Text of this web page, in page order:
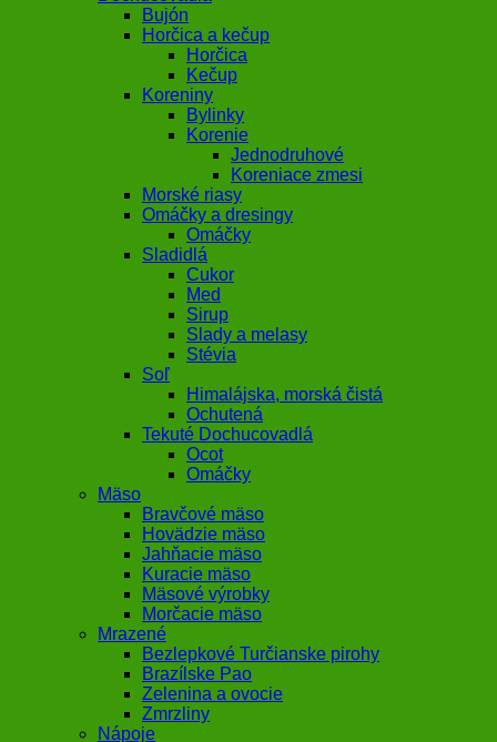
Bujón
Horčica a kečup
Horčica
Kečup
Koreniny
Bylinky
Korenie
Jednodruhové
Koreniace zmesi
Morské riasy
Omáčky a dresingy
Omáčky
Sladidlá
Cukor
Med
Sirup
Slady a melasy
Stévia
Soľ
Himalájska, morská čistá
Ochutená
Tekuté Dochucovadlá
Ocot
Omáčky
Mäso
Bravčové mäso
Hovädzie mäso
Jahňacie mäso
Kuracie mäso
Mäsové výrobky
Morčacie mäso
Mrazené
Bezlepkové Turčianske pirohy
Brazílske Pao
Zelenina a ovocie
Zmrzliny
Nápoje